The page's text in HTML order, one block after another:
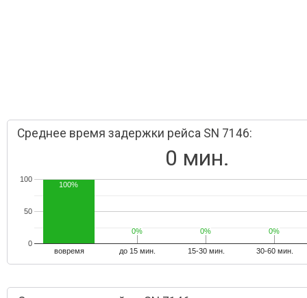
Среднее время задержки рейса SN 7146:
0 мин.
вовремя до 15 мин. 15-30 мин. 30-60 мин.
0
50
100
100%
0%
0% 0%
0% 0%
0%